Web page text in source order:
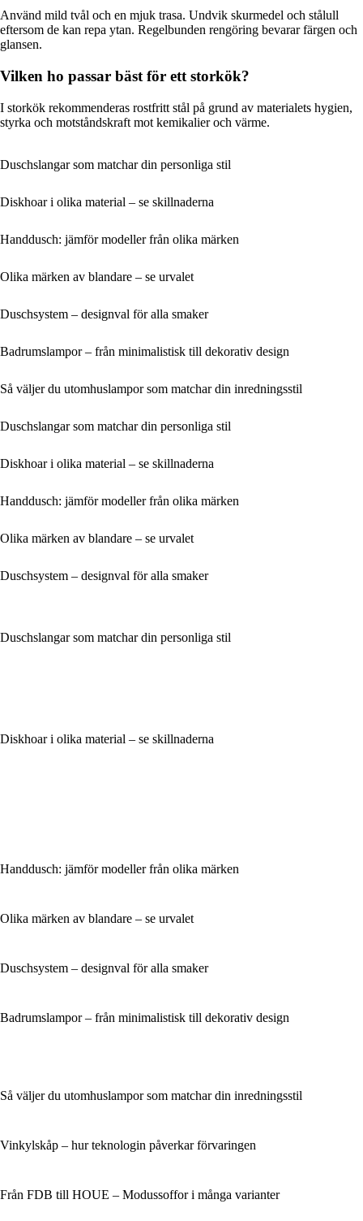
Använd mild tvål och en mjuk trasa. Undvik skurmedel och stålull
eftersom de kan repa ytan. Regelbunden rengöring bevarar färgen och
glansen.
Vilken ho passar bäst för ett storkök?
I storkök rekommenderas rostfritt stål på grund av materialets hygien,
styrka och motståndskraft mot kemikalier och värme.
Duschslangar som matchar din personliga stil
Diskhoar i olika material – se skillnaderna
Handdusch: jämför modeller från olika märken
Olika märken av blandare – se urvalet
Duschsystem – designval för alla smaker
Badrumslampor – från minimalistisk till dekorativ design
Så väljer du utomhuslampor som matchar din inredningsstil
Duschslangar som matchar din personliga stil
Diskhoar i olika material – se skillnaderna
Handdusch: jämför modeller från olika märken
Olika märken av blandare – se urvalet
Duschsystem – designval för alla smaker
Duschslangar som matchar din personliga stil
Diskhoar i olika material – se skillnaderna
Handdusch: jämför modeller från olika märken
Olika märken av blandare – se urvalet
Duschsystem – designval för alla smaker
Badrumslampor – från minimalistisk till dekorativ design
Så väljer du utomhuslampor som matchar din inredningsstil
Vinkylskåp – hur teknologin påverkar förvaringen
Från FDB till HOUE – Modussoffor i många varianter